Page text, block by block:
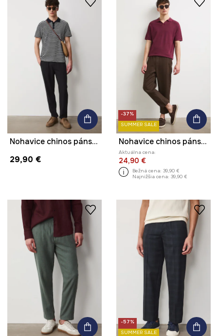
Nohavice chinos pánske s ľanom
29,90 €
-37%
SUMMER SALE
Nohavice chinos pánske ľanové
Aktuálna cena:
24,90 €
Bežná cena: 39,90 €
Najnižšia cena: 39,90 €
-57%
SUMMER SALE